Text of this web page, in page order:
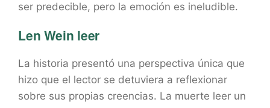
ser predecible, pero la emoción es ineludible.
Len Wein leer
La historia presentó una perspectiva única que
hizo que el lector se detuviera a reflexionar
sobre sus propias creencias. La muerte leer un